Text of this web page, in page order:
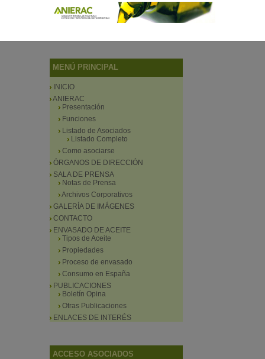
MENÚ PRINCIPAL
INICIO
ANIERAC
Presentación
Funciones
Listado de Asociados
Listado Completo
Como asociarse
ÓRGANOS DE DIRECCIÓN
SALA DE PRENSA
Notas de Prensa
Archivos Corporativos
GALERÍA DE IMÁGENES
CONTACTO
ENVASADO DE ACEITE
Tipos de Aceite
Propiedades
Proceso de envasado
Consumo en España
PUBLICACIONES
Boletín Opina
Otras Publicaciones
ENLACES DE INTERÉS
ACCESO ASOCIADOS